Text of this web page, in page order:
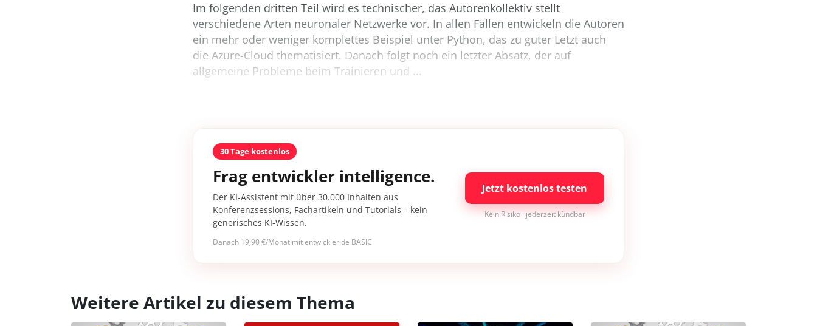
Im folgenden dritten Teil wird es technischer, das Autorenkollektiv stellt
verschiedene Arten neuronaler Netzwerke vor. In allen Fällen entwickeln die Autoren
ein mehr oder weniger komplettes Beispiel unter Python, das zu guter Letzt auch
die Azure-Cloud thematisiert. Danach folgt noch ein letzter Absatz, der auf
allgemeine Probleme beim Trainieren und ...
30 Tage kostenlos
Frag entwickler intelligence.
Der KI-Assistent mit über 30.000 Inhalten aus
Konferenzsessions, Fachartikeln und Tutorials – kein
generisches KI-Wissen.
Danach 19,90 €/Monat mit entwickler.de BASIC
Jetzt kostenlos testen
Kein Risiko · jederzeit kündbar
Weitere Artikel zu diesem Thema